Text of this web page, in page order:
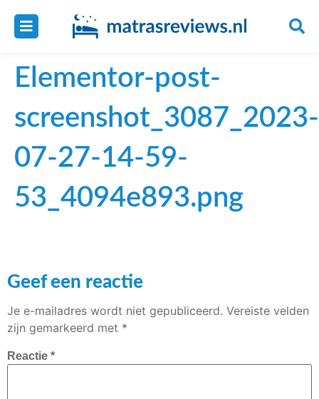
Elementor-post-
screenshot_3087_2023-
07-27-14-59-
53_4094e893.png
Geef een reactie
Je e-mailadres wordt niet gepubliceerd. Vereiste velden
zijn gemarkeerd met *
Reactie *